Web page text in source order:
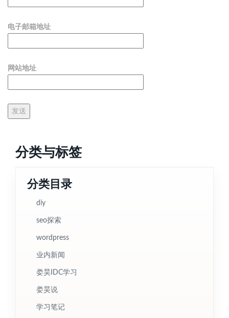
电子邮箱地址
网站地址
分类与标签
分类目录
diy
seo探索
wordpress
业内新闻
娄昊IDC学习
娄昊说
学习笔记